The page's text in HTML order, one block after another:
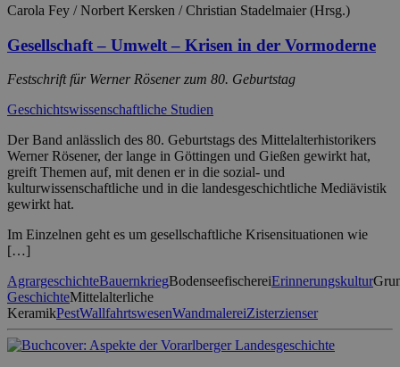
Carola Fey / Norbert Kersken / Christian Stadelmaier (Hrsg.)
Gesellschaft – Umwelt – Krisen in der Vormoderne
Festschrift für Werner Rösener zum 80. Geburtstag
Geschichtswissenschaftliche Studien
Der Band anlässlich des 80. Geburtstags des Mittelalterhistorikers
Werner Rösener, der lange in Göttingen und Gießen gewirkt hat,
greift Themen auf, mit denen er in die sozial- und
kulturwissenschaftliche und in die landesgeschichtliche Mediävistik
gewirkt hat.
Im Einzelnen geht es um gesellschaftliche Krisensituationen wie
[…]
AgrargeschichteBauernkriegBodenseefischereiErinnerungskultur
GeschichteMittelalterliche
KeramikPestWallfahrtswesenWandmalereiZisterzienser